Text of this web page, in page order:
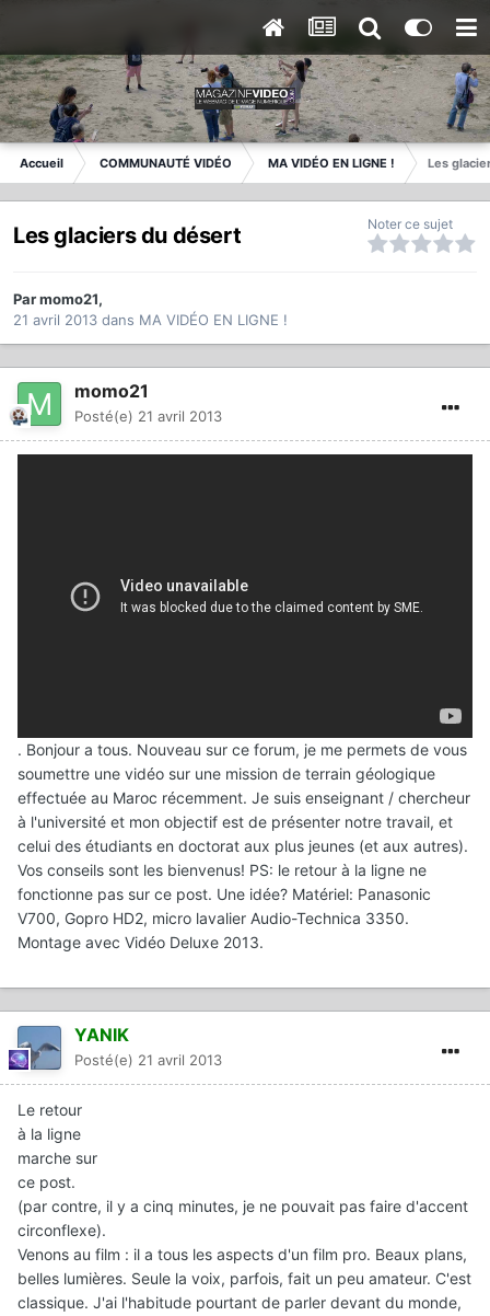
Accueil COMMUNAUTÉ VIDÉO MA VIDÉO EN LIGNE ! Les
Les glaciers du désert Noter ce sujet
Parmomo21,
21 avril 2013 dans MA VIDÉO EN LIGNE !
momo21
Posté(e) 21 avril 2013
. Bonjour a tous. Nouveau sur ce forum, je me permets de vous
soumettre une vidéo sur une mission de terrain géologique
effectuée au Maroc récemment. Je suis enseignant / chercheur
à l'université et mon objectif est de présenter notre travail, et
celui des étudiants en doctorat aux plus jeunes (et aux autres).
Vos conseils sont les bienvenus! PS: le retour à la ligne ne
fonctionne pas sur ce post. Une idée? Matériel: Panasonic
V700, Gopro HD2, micro lavalier Audio-Technica 3350.
Montage avec Vidéo Deluxe 2013.
YANIK
Posté(e) 21 avril 2013
Le retour
à la ligne
marche sur
ce post.
(par contre, il y a cinq minutes, je ne pouvait pas faire d'accent
circonflexe).
Venons au film : il a tous les aspects d'un film pro. Beaux plans,
belles lumières. Seule la voix, parfois, fait un peu amateur. C'est
classique. J'ai l'habitude pourtant de parler devant du monde,